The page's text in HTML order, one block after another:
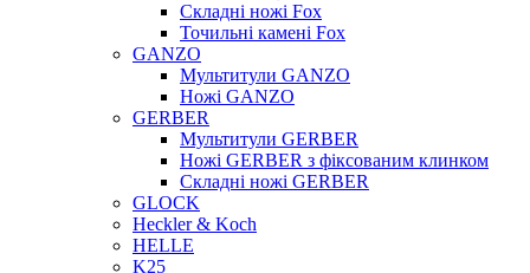
Складні ножі Fox
Точильні камені Fox
GANZO
Мультитули GANZO
Ножі GANZO
GERBER
Мультитули GERBER
Ножі GERBER з фіксованим клинком
Складні ножі GERBER
GLOCK
Heckler & Koch
HELLE
K25